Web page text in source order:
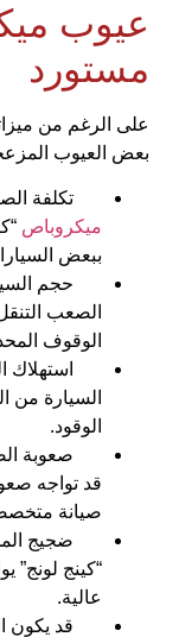
عيوب
مستورد
على الرغم من
بعض العيوب
تكلفة
ميكروباص
ببعض
حجم
الصعب
الوقوف
استهلاك
السيارة من
الوقود.
صعوبة
قد تواجه
صيانة
ضجيج
“كينج لونج”
عالية.
قد يكون